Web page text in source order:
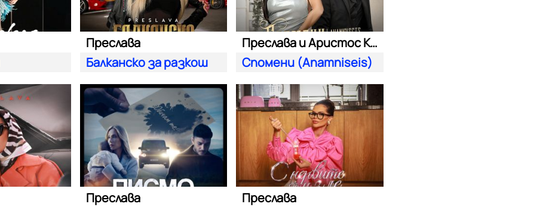
Преслава
Балканско за разкош
Преслава и Аристос Константину
Спомени (Anamniseis)
Преслава
Преслава